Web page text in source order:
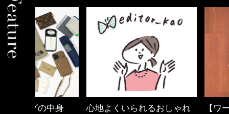
心地よくいられるおしゃれ
【ワーママのきれ